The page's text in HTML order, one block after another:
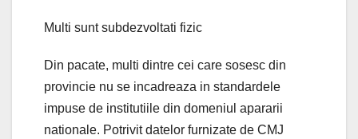
Multi sunt subdezvoltati fizic
Din pacate, multi dintre cei care sosesc din
provincie nu se incadreaza in standardele
impuse de institutiile din domeniul apararii
nationale. Potrivit datelor furnizate de CMJ